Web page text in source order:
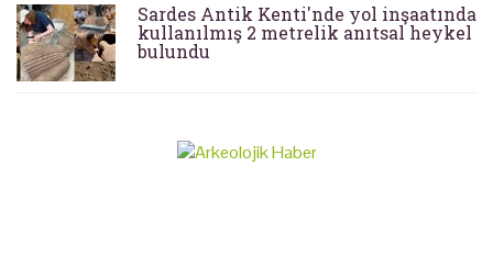
Sardes Antik Kenti'nde yol inşaatında
kullanılmış 2 metrelik anıtsal heykel
bulundu